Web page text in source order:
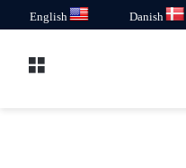
Danish
English